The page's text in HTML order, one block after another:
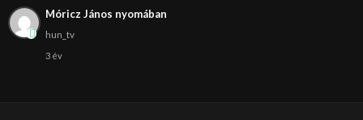
Móricz János nyomában
hun_tv
3 év